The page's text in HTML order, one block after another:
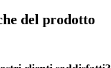
del prodotto